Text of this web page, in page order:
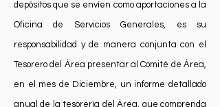
depósitos que se envíen como aportaciones a la
Oficina de Servicios Generales, es su
responsabilidad y de manera conjunta con el
Tesorero del Área presentar al Comité de Área,
en el mes de Diciembre, un informe detallado
anual de la tesorería del Área, que comprenda